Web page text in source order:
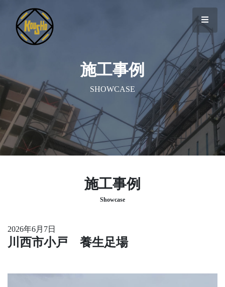
施工事例
SHOWCASE
施工事例
Showcase
2026年6月7日
川西市小戸 養生足場